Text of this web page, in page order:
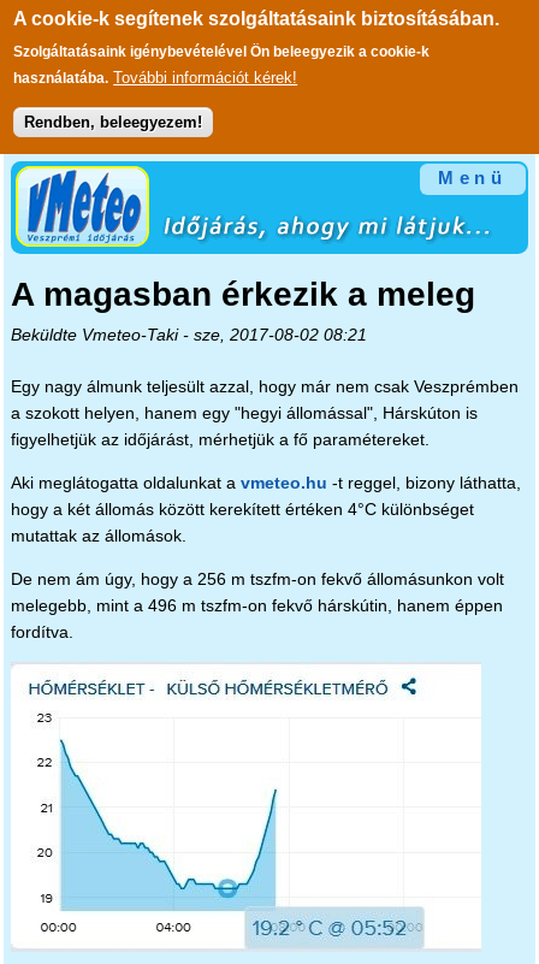
A cookie-k segítenek szolgáltatásaink biztosításában.
Szolgáltatásaink igénybevételével Ön beleegyezik a cookie-k
használatába. További információt kérek!
Rendben, beleegyezem!
Ugrás a tartalomra
Menü
A magasban érkezik a meleg
Beküldte Vmeteo-Taki- sze, 2017-08-02 08:21
Egy nagy álmunk teljesült azzal, hogy már nem csak Veszprémben
a szokott helyen, hanem egy "hegyi állomással", Hárskúton is
figyelhetjük az időjárást, mérhetjük a fő paramétereket.
Aki meglátogatta oldalunkat a vmeteo.hu -t reggel, bizony láthatta,
hogy a két állomás között kerekített értéken 4°C különbséget
mutattak az állomások.
De nem ám úgy, hogy a 256 m tszfm-on fekvő állomásunkon volt
melegebb, mint a 496 m tszfm-on fekvő hárskútin, hanem éppen
fordítva.